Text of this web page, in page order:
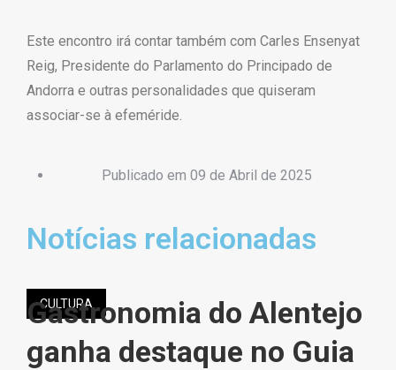
Este encontro irá contar também com Carles Ensenyat
Reig, Presidente do Parlamento do Principado de
Andorra e outras personalidades que quiseram
associar-se à efeméride.
Publicado em 09 de Abril de 2025
Notícias relacionadas
CULTURA
Gastronomia do Alentejo
ganha destaque no Guia